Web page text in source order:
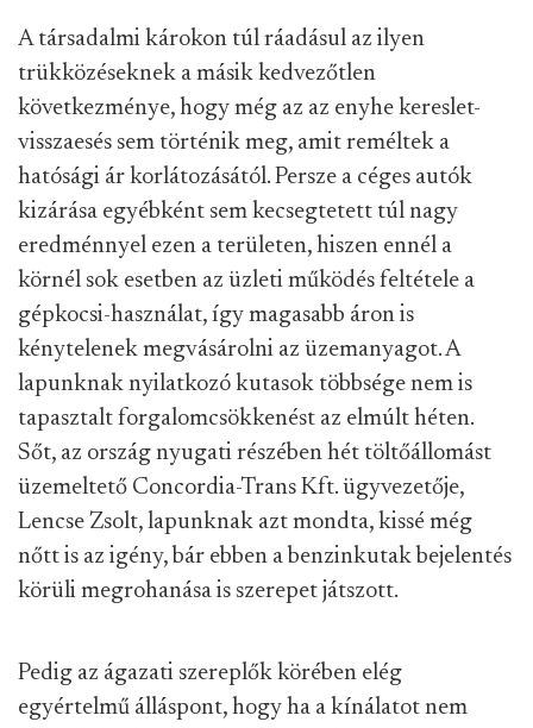
A társadalmi károkon túl ráadásul az ilyen
trükközéseknek a másik kedvezőtlen
következménye, hogy még az az enyhe kereslet-
visszaesés sem történik meg, amit reméltek a
hatósági ár korlátozásától. Persze a céges autók
kizárása egyébként sem kecsegtetett túl nagy
eredménnyel ezen a területen, hiszen ennél a
körnél sok esetben az üzleti működés feltétele a
gépkocsi-használat, így magasabb áron is
kénytelenek megvásárolni az üzemanyagot. A
lapunknak nyilatkozó kutasok többsége nem is
tapasztalt forgalomcsökkenést az elmúlt héten.
Sőt, az ország nyugati részében hét töltőállomást
üzemeltető Concordia-Trans Kft. ügyvezetője,
Lencse Zsolt, lapunknak azt mondta, kissé még
nőtt is az igény, bár ebben a benzinkutak bejelentés
körüli megrohanása is szerepet játszott.
Pedig az ágazati szereplők körében elég
egyértelmű álláspont, hogy ha a kínálatot nem